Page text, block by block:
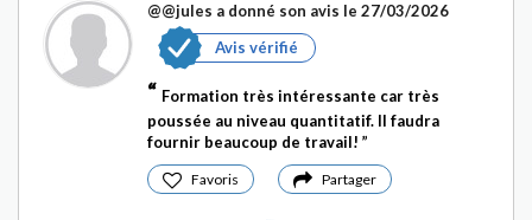
@@jules a donné son avis le 27/03/2026
Avis vérifié
Formation très intéressante car très
poussée au niveau quantitatif. Il faudra
fournir beaucoup de travail!
Favoris Partager